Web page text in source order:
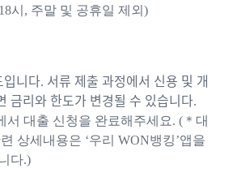
시, 주말 및 공휴일 제외)
니다. 서류 제출 과정에서 신용 및 개
금리와 한도가 변경될 수 있습니다.
서 대출 신청을 완료해주세요. (＊대
상세내용은 ‘우리 WON뱅킹’앱을
다.)